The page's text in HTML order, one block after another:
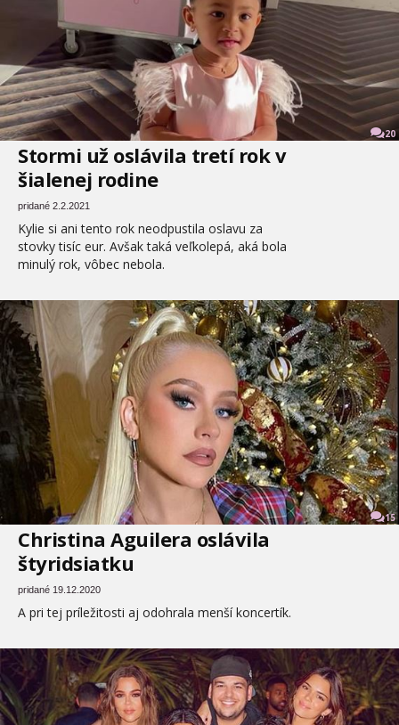
20
Stormi už oslávila tretí rok v
šialenej rodine
pridané 2.2.2021
Kylie si ani tento rok neodpustila oslavu za
stovky tisíc eur. Avšak taká veľkolepá, aká bola
minulý rok, vôbec nebola.
15
Christina Aguilera oslávila
štyridsiatku
pridané 19.12.2020
A pri tej príležitosti aj odohrala menší koncertík.